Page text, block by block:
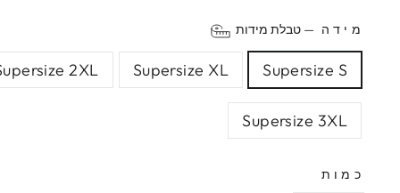
מידה — טבלת מידות
Supersize S
Supersize XL
2XL
Supersize 3XL
כמות